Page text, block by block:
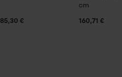
85,30 €
cm
160,71 €